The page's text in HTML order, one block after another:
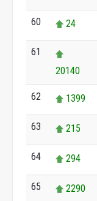
60 24
61
20140
62 1399
63 215
64 294
65 2290